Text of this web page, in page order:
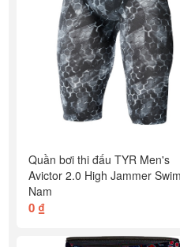
Quần bơi thi đấu TYR Men's
Avictor 2.0 High Jammer
Nam
0 ₫